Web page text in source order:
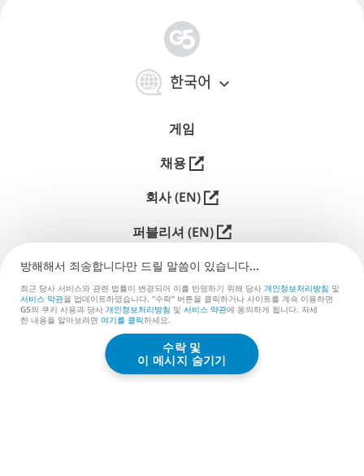
고, 시민들을 충분히 만족시켜 계속 세금을 내게 하죠. 무엇
도 당신을 재촉하지 않습니다 — 돈을 쓰라고 보채는 카운
트다운 타이머가 없어요. PC, Mac, 모바일에서 온라인이든
완전 오프라인이든 돌아가고, 진행 상황은 기기에 저장되
드이며, 선택형 인앱 구매가 진행을 빠르게 해 주지만, 그중
무엇도 핵심 게임을 잠그지 않습니다.
존재하고, 당신의 일은 그것을 다시 짓는 것이며, 매치3 퍼
즐을 깨서 각 보수 공사를 따냅니다. 구획 나누기와 스프레
드시트는 덜하고, 꾸준하고 눈에 보이는 진전은 더하죠. 이
건 끝까지 최적화하기보다 느긋하게 쉬고 싶은 사람에게
건네줄 게임입니다. 무료 플레이이며, 추가 이동과 부스터
를 위한 선택형 구매가 있습니다.
Sheriff of Mahjong— 스프레드시트가 아니라 배경을 원
하는 사람들을 위한 작품. 마작 배치를 풀어 와일드 웨스트
변경 마을을 한 건물씩 다시 짓습니다. 관리는 가볍고, 테마
한국어
体
中
게임
채용
회사 (EN)
퍼블리셔 (EN)
지원
문의 (EN)
G5 ENTERTAINMENT ®
© 2026 G5 Entertainment AB
방해해서 죄송합니다만 드릴 말씀이 있습니다...
최근 당사 서비스와 관련 법률이 변경되어 이를 반영하기 위해 당사 개인정보처리방침 및
서비스 약관을 업데이트하였습니다. "수락" 버튼을 클릭하거나 사이트를 계속 이용하면
G5의 쿠키 사용과 당사 개인정보처리방침 및 서비스 약관에 동의하게 됩니다. 자세
한 내⁠용⁠을 알⁠아⁠보⁠려⁠면 여⁠기⁠를 클⁠릭⁠⁠하⁠세⁠요⁠.
수락 및
이 메시지 숨기기